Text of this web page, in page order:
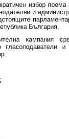
избор
и
България.
кампания
гласоподаватели